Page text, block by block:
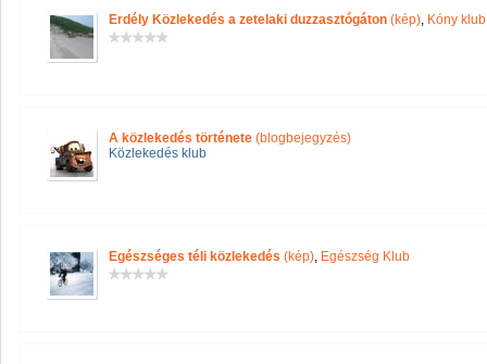
Erdély Közlekedés a zetelaki duzzasztógáton (kép), Kóny klub
A közlekedés története (blogbejegyzés)
Közlekedés klub
Egészséges téli közlekedés (kép), Egészség Klub